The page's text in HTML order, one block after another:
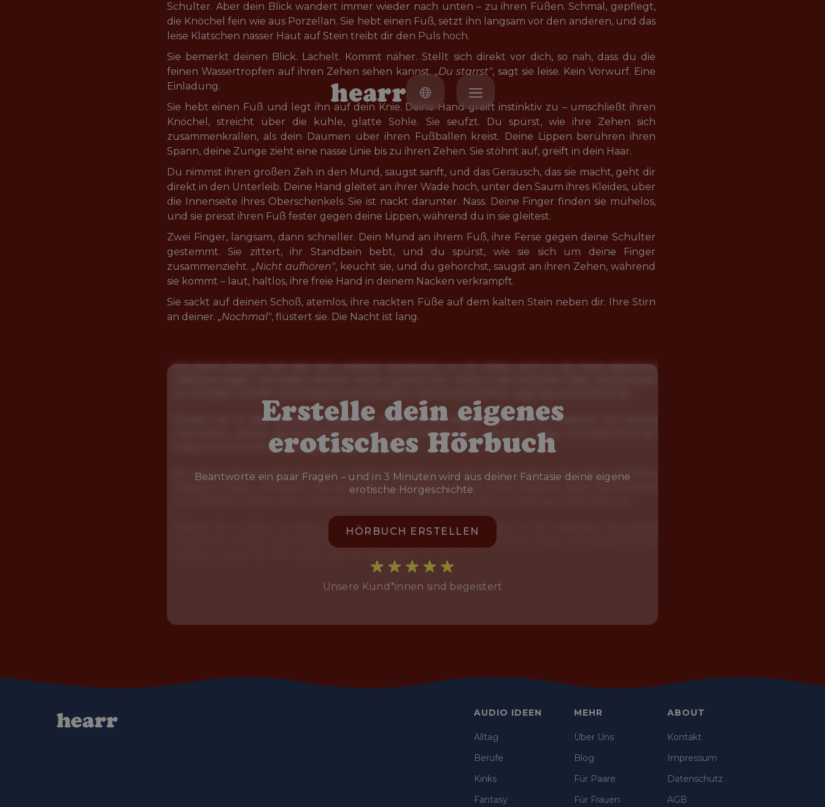
hearr
Schulter. Aber dein Blick wandert immer wieder nach unten – zu ihren Füßen. Schmal, gepflegt,
die Knöchel fein wie aus Porzellan. Sie hebt einen Fuß, setzt ihn langsam vor den anderen, und das
leise Klatschen nasser Haut auf Stein treibt dir den Puls hoch.
Sie bemerkt deinen Blick. Lächelt. Kommt näher. Stellt sich direkt vor dich, so nah, dass du die
feinen Wassertropfen auf ihren Zehen sehen kannst. „Du starrst", sagt sie leise. Kein Vorwurf. Eine
Einladung.
Sie hebt einen Fuß und legt ihn auf dein Knie. Deine Hand greift instinktiv zu – umschließt ihren
Knöchel, streicht über die kühle, glatte Sohle. Sie seufzt. Du spürst, wie ihre Zehen sich
zusammenkrallen, als dein Daumen über ihren Fußballen kreist. Deine Lippen berühren ihren
Spann, deine Zunge zieht eine nasse Linie bis zu ihren Zehen. Sie stöhnt auf, greift in dein Haar.
Du nimmst ihren großen Zeh in den Mund, saugst sanft, und das Geräusch, das sie macht, geht dir
direkt in den Unterleib. Deine Hand gleitet an ihrer Wade hoch, unter den Saum ihres Kleides, über
die Innenseite ihres Oberschenkels. Sie ist nackt darunter. Nass. Deine Finger finden sie mühelos,
und sie presst ihren Fuß fester gegen deine Lippen, während du in sie gleitest.
Zwei Finger, langsam, dann schneller. Dein Mund an ihrem Fuß, ihre Ferse gegen deine Schulter
gestemmt. Sie zittert, ihr Standbein bebt, und du spürst, wie sie sich um deine Finger
zusammenzieht. „Nicht aufhören", keucht sie, und du gehorchst, saugst an ihren Zehen, während
sie kommt – laut, haltlos, ihre freie Hand in deinem Nacken verkrampft.
Sie sackt auf deinen Schoß, atemlos, ihre nackten Füße auf dem kalten Stein neben dir. Ihre Stirn
an deiner. „Nochmal", flüstert sie. Die Nacht ist lang.
Erstelle dein eigenes
erotisches Hörbuch
Beantworte ein paar Fragen – und in 3 Minuten wird aus deiner Fantasie deine eigene
erotische Hörgeschichte.
HÖRBUCH ERSTELLEN
Unsere Kund*innen sind begeistert
AUDIO IDEEN
Alltag
Berufe
Kinks
Fantasy
MEHR
Über Uns
Blog
Für Paare
Für Frauen
ABOUT
Kontakt
Impressum
Datenschutz
AGB